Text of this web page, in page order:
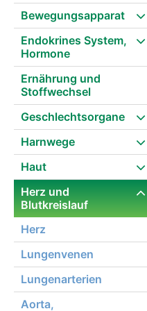
Bewegungsapparat
Endokrines System,
Hormone
Ernährung und
Stoffwechsel
Geschlechtsorgane
Harnwege
Haut
Herz und
Blutkreislauf
Herz
Lungenvenen
Lungenarterien
Aorta,